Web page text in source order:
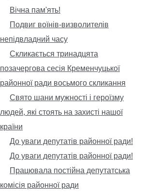
Вічна пам'ять!
Подвиг воїнів-визволителів
непідвладний часу
Скликається тринадцята
позачергова сесія Кременчуцької
районної ради восьмого скликання
Свято шани мужності і героїзму
людей, які стоять на захисті нашої
країни
До уваги депутатів районної ради!
До уваги депутатів районної ради!
Працювала постійна депутатська
комісія районної ради